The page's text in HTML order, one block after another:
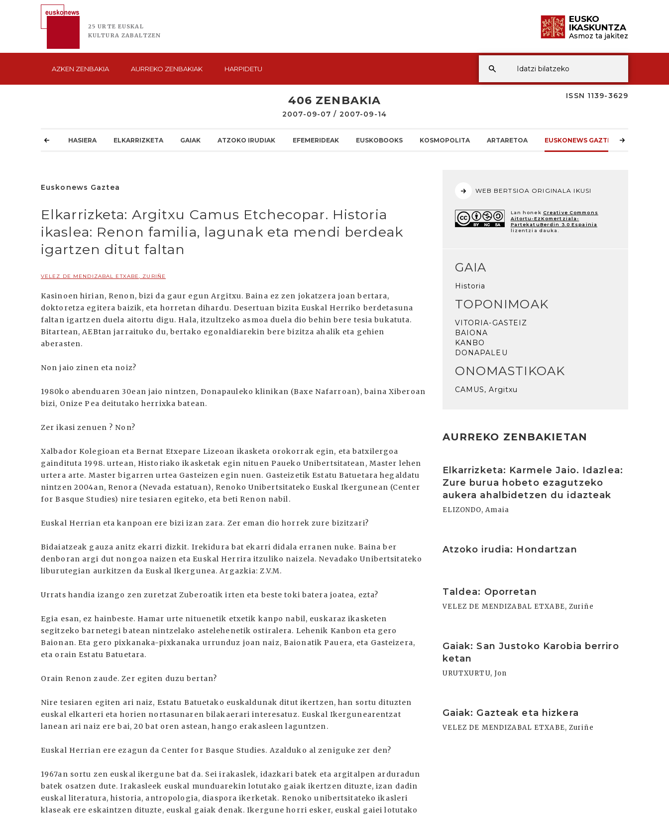
25 URTE EUSKAL
KULTURA ZABALTZEN
EUSKO
IKASKUNTZA
Asmoz ta jakitez
AZKEN ZENBAKIA AURREKO ZENBAKIAK HARPIDETU
ISSN 1139-3629
406 ZENBAKIA
2007-09-07 / 2007-09-14
HASIERA ELKARRIZKETA GAIAK ATZOKO IRUDIAK EFEMERIDEAK EUSKOBOOKS KOSMOPOLITA ARTARETOA EUSKONEWS GAZTEA
Euskonews Gaztea
Elkarrizketa: Argitxu Camus Etchecopar. Historia
ikaslea: Renon familia, lagunak eta mendi berdeak
igartzen ditut faltan
VELEZ DE MENDIZABAL ETXABE, ZURIÑE
Kasinoen hirian, Renon, bizi da gaur egun Argitxu. Baina ez zen jokatzera joan bertara,
doktoretza egitera baizik, eta horretan dihardu. Desertuan bizita Euskal Herriko berdetasuna
faltan igartzen duela aitortu digu. Hala, itzultzeko asmoa duela dio behin bere tesia bukatuta.
Bitartean, AEBtan jarraituko du, bertako egonaldiarekin bere bizitza ahalik eta gehien
aberasten.
Non jaio zinen eta noiz?
1980ko abenduaren 30ean jaio nintzen, Donapauleko klinikan (Baxe Nafarroan), baina Xiberoan
bizi, Onize Pea deitutako herrixka batean.
Zer ikasi zenuen ? Non?
Xalbador Kolegioan eta Bernat Etxepare Lizeoan ikasketa orokorrak egin, eta batxilergoa
gaindituta 1998. urtean, Historiako ikasketak egin nituen Paueko Unibertsitatean, Master lehen
urtera arte. Master bigarren urtea Gasteizen egin nuen. Gasteizetik Estatu Batuetara hegaldatu
nintzen 2004an, Renora (Nevada estatuan), Renoko Unibertsitateko Euskal Ikergunean (Center
for Basque Studies) nire tesiaren egiteko, eta beti Renon nabil.
Euskal Herrian eta kanpoan ere bizi izan zara. Zer eman dio horrek zure bizitzari?
Bidaiatzeak gauza anitz ekarri dizkit. Irekidura bat ekarri didala erranen nuke. Baina ber
denboran argi dut nongoa naizen eta Euskal Herrira itzuliko naizela. Nevadako Unibertsitateko
liburutegian aurkitzen da Euskal Ikergunea. Argazkia: Z.V.M.
Urrats handia izango zen zuretzat Zuberoatik irten eta beste toki batera joatea, ezta?
Egia esan, ez hainbeste. Hamar urte nituenetik etxetik kanpo nabil, euskaraz ikasketen
segitzeko barnetegi batean nintzelako astelehenetik ostiralera. Lehenik Kanbon eta gero
Baionan. Eta gero pixkanaka-pixkanaka urrunduz joan naiz, Baionatik Pauera, eta Gasteizera,
eta orain Estatu Batuetara.
Orain Renon zaude. Zer egiten duzu bertan?
Nire tesiaren egiten ari naiz, Estatu Batuetako euskaldunak ditut ikertzen, han sortu dituzten
euskal elkarteri eta horien nortasunaren bilakaerari interesatuz. Euskal Ikergunearentzat
lanean ari naiz ere bai, 20 bat oren astean, hango erakasleen laguntzen.
Euskal Herrian ere ezagun da Center for Basque Studies. Azalduko al zeniguke zer den?
1967an sortu zen euskal ikergune bat da. Sei irakaslek, idazkari batek eta argitalpen arduradun
batek osatzen dute. Irakasleek euskal munduarekin lotutako gaiak ikertzen dituzte, izan dadin
euskal literatura, historia, antropologia, diaspora ikerketak. Renoko unibertsitateko ikasleri
klaseak ere eskaintzen dituzte, euskal gaiak denak. Ikergune horri esker, euskal gaiei lotutako
WEB BERTSIOA ORIGINALA IKUSI
Lan honek Creative Commons
Aitortu-EzKomertziala-
PartekatuBerdin 3.0 Espainia
lizentzia dauka.
GAIA
Historia
TOPONIMOAK
VITORIA-GASTEIZ
BAIONA
KANBO
DONAPALEU
ONOMASTIKOAK
CAMUS, Argitxu
AURREKO ZENBAKIETAN
Elkarrizketa: Karmele Jaio. Idazlea:
Zure burua hobeto ezagutzeko
aukera ahalbidetzen du idazteak
ELIZONDO, Amaia
Atzoko irudia: Hondartzan
Taldea: Oporretan
VELEZ DE MENDIZABAL ETXABE, Zuriñe
Gaiak: San Justoko Karobia berriro
ketan
URUTXURTU, Jon
Gaiak: Gazteak eta hizkera
VELEZ DE MENDIZABAL ETXABE, Zuriñe